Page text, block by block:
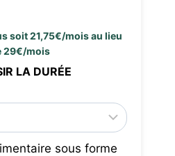
soit 21,75€/mois au lieu
29€/mois
LA DURÉE
sous forme